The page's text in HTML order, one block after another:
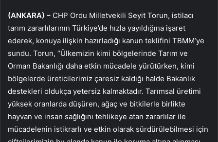
(ANKARA) – CHP Ordu Milletvekili Seyit Torun, istilacı
tarım zararlılarının Türkiye’de hızla yayıldığına işaret
ederek, konuya ilişkin hazırladığı kanun teklifini TBMM’ye
sundu. Torun, “Ülkemizin kimi bölgelerinde Tarım ve
Orman Bakanlığı daha etkin mücadele yürütürken, kimi
bölgelerde üreticilerimiz çaresiz kaldığı halde Bakanlık
destekleri oldukça yetersiz kalmaktadır. Tarımsal üretimi
yüksek oranlarda düşüren, ağaç ve bitkilerle birlikte
hayvan ve insan sağlığını tehlikeye atan zararlılar ile
mücadelenin istikrarlı ve etkin olarak sürdürülebilmesi için